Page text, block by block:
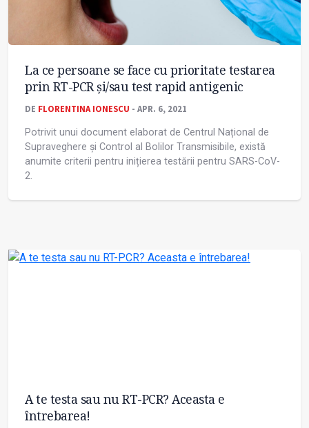
La ce persoane se face cu prioritate testarea
prin RT-PCR și/sau test rapid antigenic
DE FLORENTINA IONESCU - APR. 6, 2021
Potrivit unui document elaborat de Centrul Național de
Supraveghere și Control al Bolilor Transmisibile, există
anumite criterii pentru inițierea testării pentru SARS-CoV-
2.
A te testa sau nu RT-PCR? Aceasta e
întrebarea!